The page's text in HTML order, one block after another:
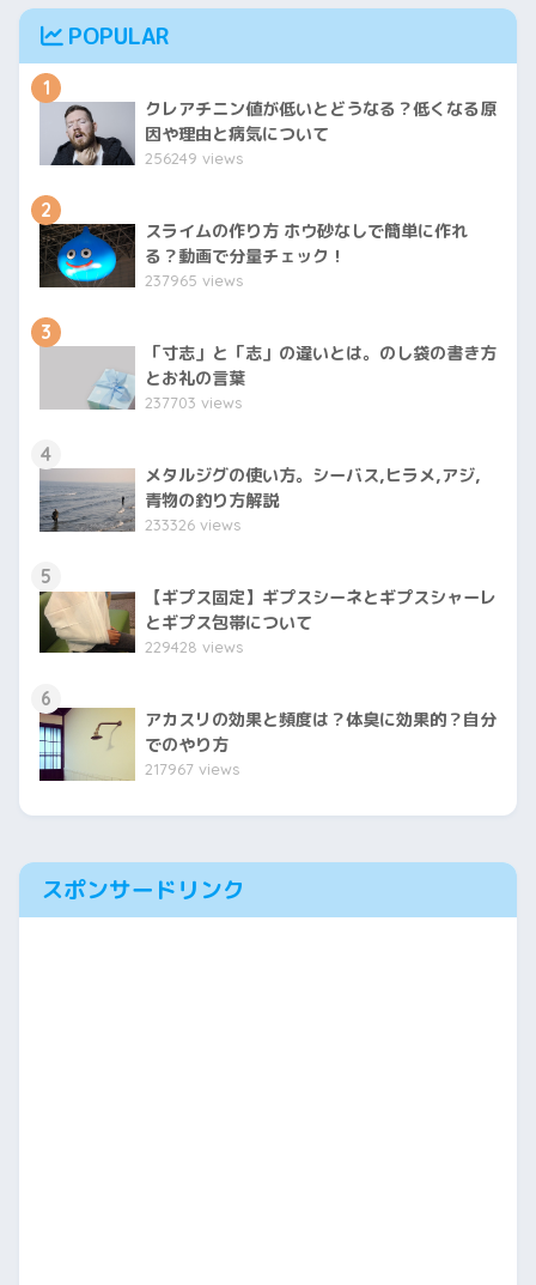
POPULAR
1
クレアチニン値が低いとどうなる？低くなる原
因や理由と病気について
256249 views
2
スライムの作り方 ホウ砂なしで簡単に作れ
る？動画で分量チェック！
237965 views
3
「寸志」と「志」の違いとは。のし袋の書き方
とお礼の言葉
237703 views
4
メタルジグの使い方。シーバス,ヒラメ,アジ,
青物の釣り方解説
233326 views
5
【ギプス固定】ギプスシーネとギプスシャーレ
とギプス包帯について
229428 views
6
アカスリの効果と頻度は？体臭に効果的？自分
でのやり方
217967 views
スポンサードリンク